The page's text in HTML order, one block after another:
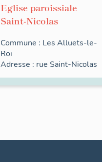
Eglise paroissiale
Saint-Nicolas
Commune : Les Alluets-le-
Roi
Adresse : rue Saint-Nicolas